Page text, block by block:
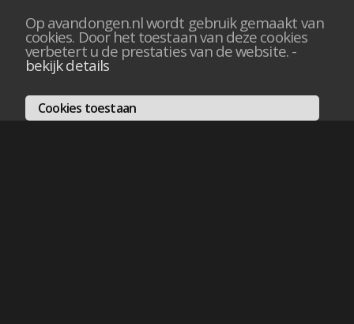
Op avandongen.nl wordt gebruik gemaakt van
cookies. Door het toestaan van deze cookies
verbetert u de prestaties van de website.-
bekijk details
Cookies toestaan